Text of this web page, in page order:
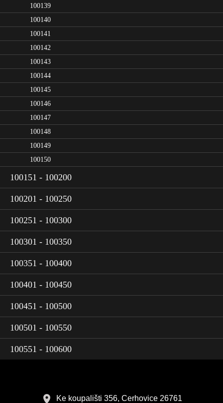
100139
100140
100141
100142
100143
100144
100145
100146
100147
100148
100149
100150
100151 - 100200
100201 - 100250
100251 - 100300
100301 - 100350
100351 - 100400
100401 - 100450
100451 - 100500
100501 - 100550
100551 - 100600
Ke koupališti 356, Cerhovice 26761